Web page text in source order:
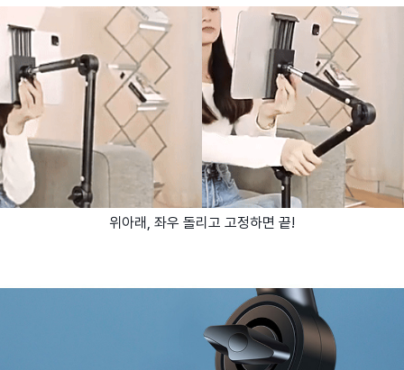
위아래, 좌우 돌리고 고정하면 끝!